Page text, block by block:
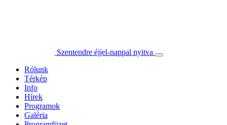
Szentendre éjjel-nappal nyitva
Rólunk
Térkép
Info
Hírek
Programok
Galéria